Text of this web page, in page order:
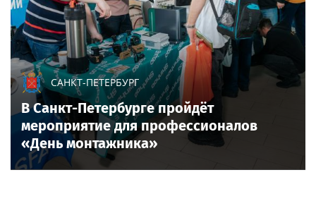
САНКТ-ПЕТЕРБУРГ
В Санкт-Петербурге пройдёт
мероприятие для профессионалов
«День монтажника»